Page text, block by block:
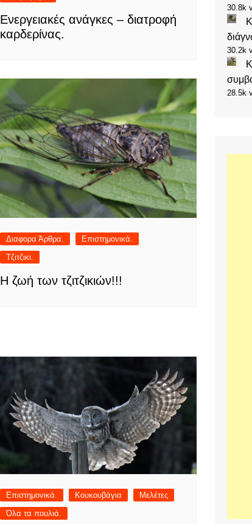
Ενεργειακές ανάγκες – διατροφή
καρδερίνας.
Διαφορα Άρθρα.
Επιστημονικά.
Τζιτζικι.
Η ζωή των τζιτζικιών!!!
Επιστημονικά. Κουκουβάγια
Μελέτες
Όλα τα πουλιά.
30.8k
30.2k
28.5k